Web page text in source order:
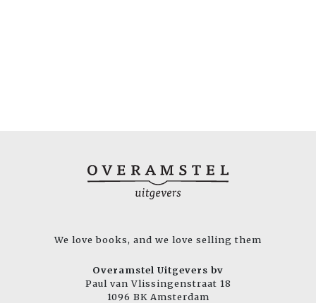
We love books, and we love selling them
Overamstel Uitgevers bv
Paul van Vlissingenstraat 18
1096 BK Amsterdam